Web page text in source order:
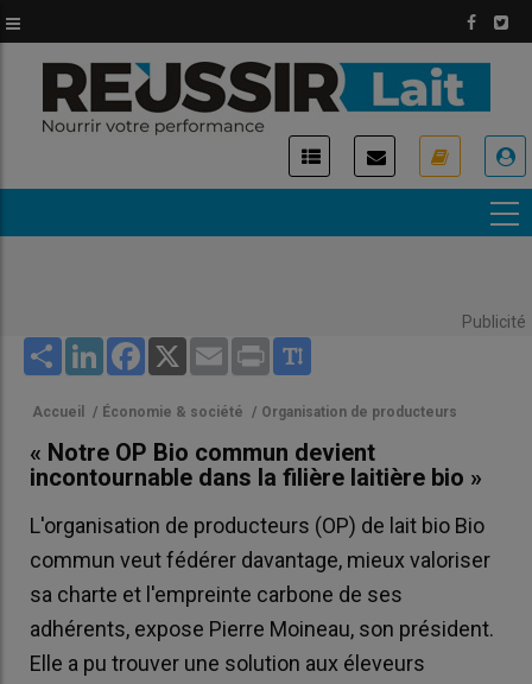
au
contenu
principal
Publicité
Share LinkedInFacebook
X Email Print
Accueil / Économie & société / Organisation de producteurs
« Notre OP Bio commun devient
incontournable dans la filière laitière bio »
L'organisation de producteurs (OP) de lait bio Bio
commun veut fédérer davantage, mieux valoriser
sa charte et l'empreinte carbone de ses
adhérents, expose Pierre Moineau, son président.
Elle a pu trouver une solution aux éleveurs